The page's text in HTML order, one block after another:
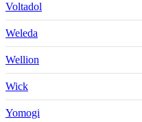
Voltadol
Weleda
Wellion
Wick
Yomogi